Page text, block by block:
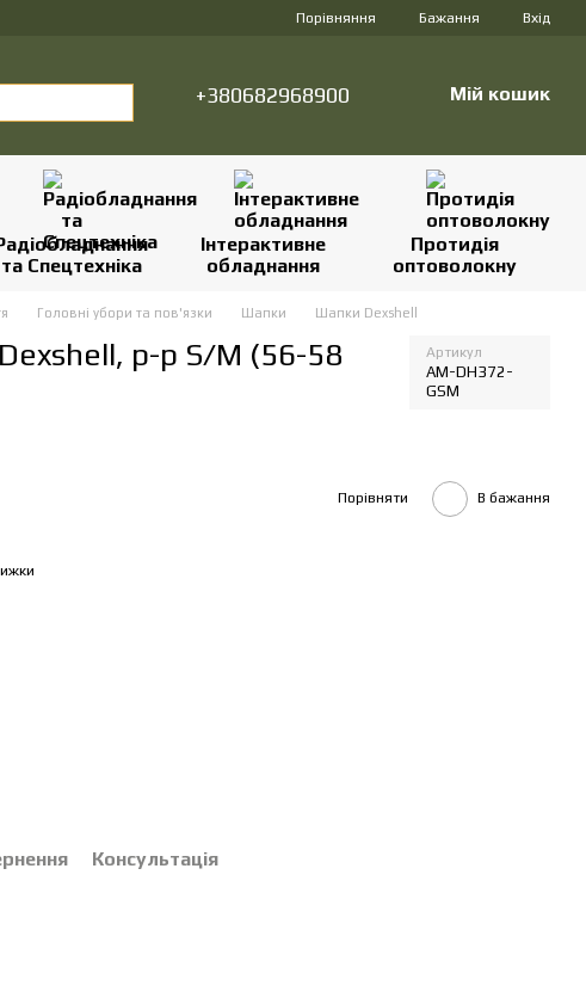
Порівняння Бажання Вхід
+380682968900 Мій кошик
та Спецтехніка
Інтерактивне
обладнання
Протидія
оптоволокну
Головні убори та пов'язки Шапки Шапки Dexshell
р-р S/M (56-58
Артикул
AM-DH372-
GSM
Порівняти В бажання
Консультація